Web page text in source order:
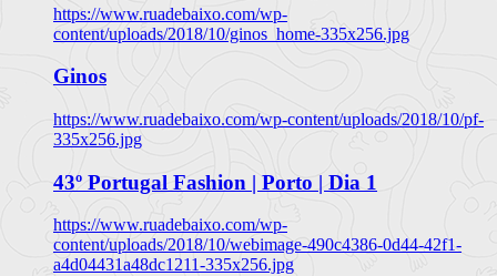
https://www.ruadebaixo.com/wp-
content/uploads/2018/10/ginos_home-335x256.jpg
Ginos
https://www.ruadebaixo.com/wp-content/uploads/2018/10/pf-
335x256.jpg
43º Portugal Fashion | Porto | Dia 1
https://www.ruadebaixo.com/wp-
content/uploads/2018/10/webimage-490c4386-0d44-42f1-
a4d04431a48dc1211-335x256.jpg